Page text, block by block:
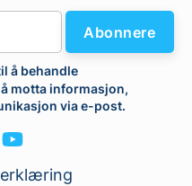
å behandle
motta informasjon,
via e-post.
Abonnere